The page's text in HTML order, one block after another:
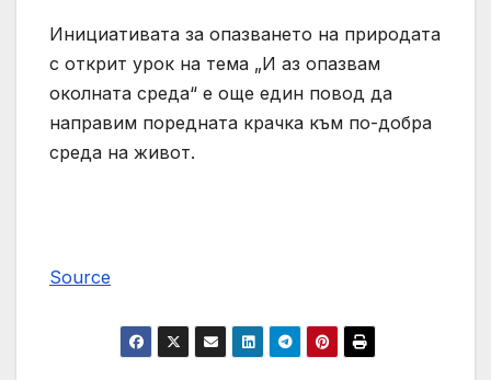
Инициативата за опазването на природата
с открит урок на тема „И аз опазвам
околната среда“ е още един повод да
направим поредната крачка към по-добра
среда на живот.
Source